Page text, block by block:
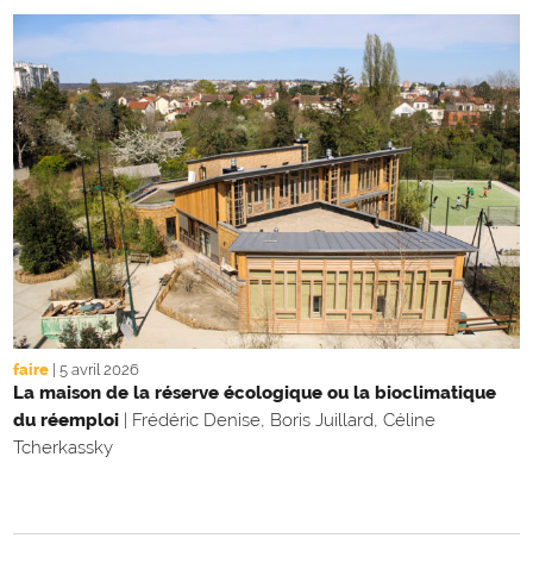
faire 5 avril 2026
La maison de la réserve écologique ou la bioclimatique
du réemploi
Frédéric Denise, Boris Juillard, Céline
Tcherkassky